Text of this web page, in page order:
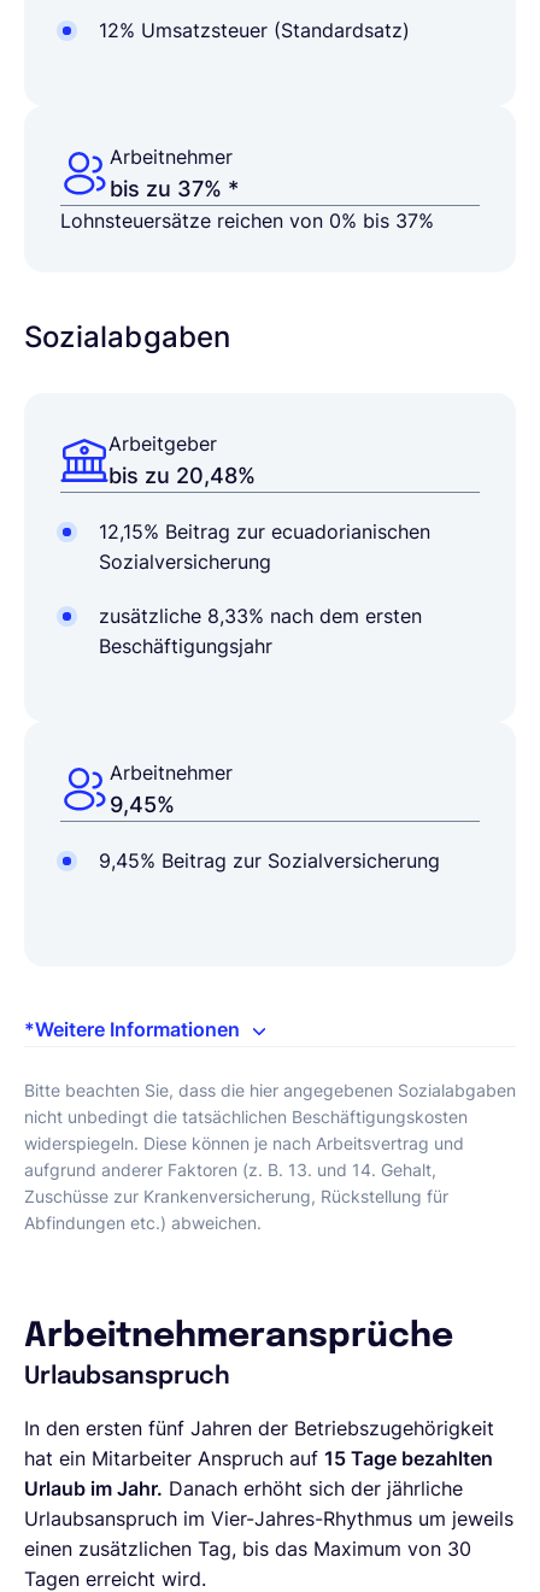
12% Umsatzsteuer (Standardsatz)
Arbeitnehmer
bis zu 37% *
Lohnsteuersätze reichen von 0% bis 37%
Sozialabgaben
Arbeitgeber
bis zu 20,48%
12,15% Beitrag zur ecuadorianischen
Sozialversicherung
zusätzliche 8,33% nach dem ersten
Beschäftigungsjahr
Arbeitnehmer
9,45%
9,45% Beitrag zur Sozialversicherung
*Weitere Informationen
Bitte beachten Sie, dass die hier angegebenen Sozialabgaben
nicht unbedingt die tatsächlichen Beschäftigungskosten
widerspiegeln. Diese können je nach Arbeitsvertrag und
aufgrund anderer Faktoren (z. B. 13. und 14. Gehalt,
Zuschüsse zur Krankenversicherung, Rückstellung für
Abfindungen etc.) abweichen.
Arbeitnehmeransprüche
Urlaubsanspruch
In den ersten fünf Jahren der Betriebszugehörigkeit
hat ein Mitarbeiter Anspruch auf 15 Tage bezahlten
Urlaub im Jahr. Danach erhöht sich der jährliche
Urlaubsanspruch im Vier-Jahres-Rhythmus um jeweils
einen zusätzlichen Tag, bis das Maximum von 30
Tagen erreicht wird.